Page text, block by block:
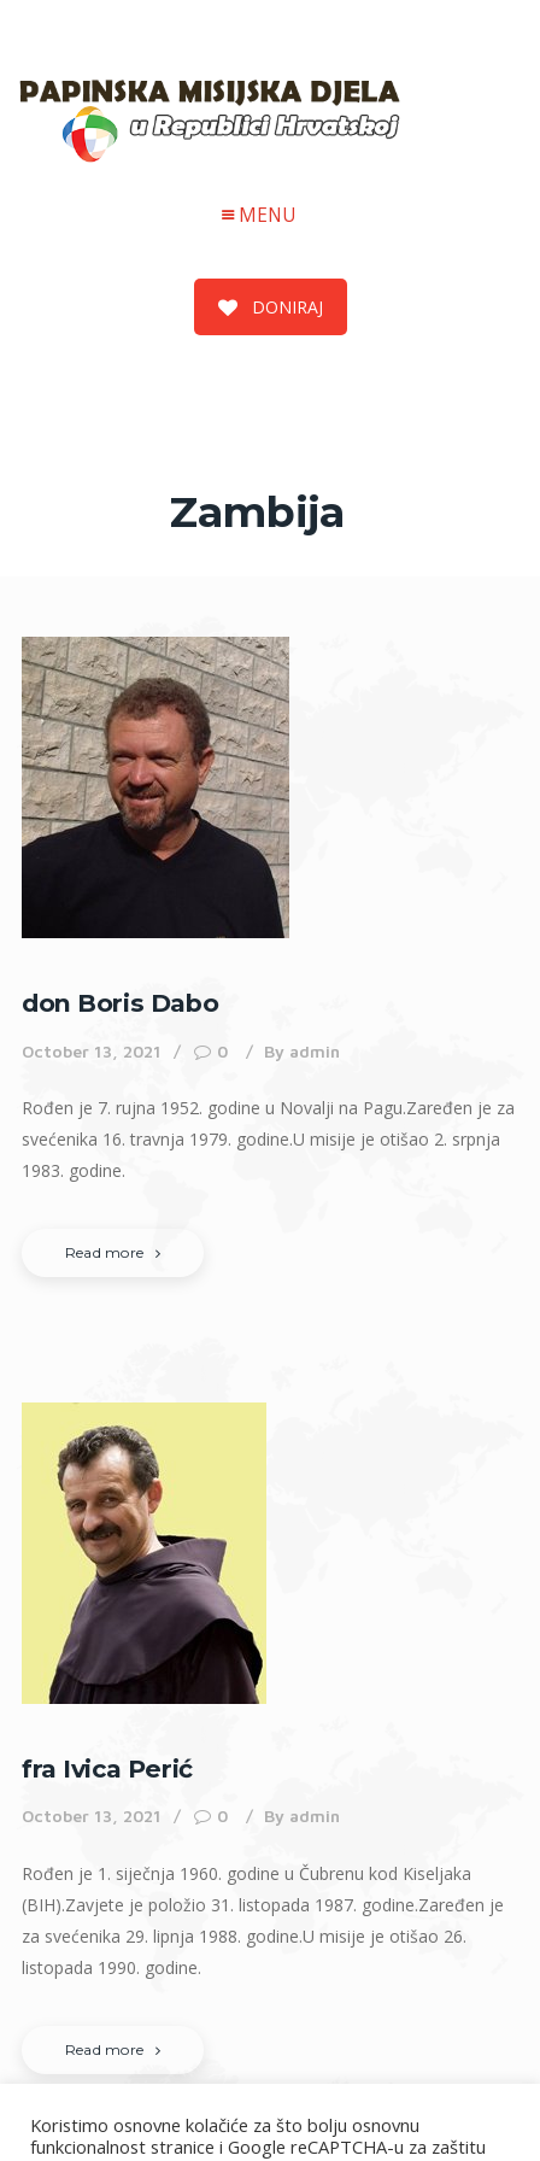
MENU
DONIRAJ
Zambija
don Boris Dabo
October 13, 2021 0 By admin
Rođen je 7. rujna 1952. godine u Novalji na Pagu.Zaređen je za
svećenika 16. travnja 1979. godine.U misije je otišao 2. srpnja
1983. godine.
Read more
fra Ivica Perić
October 13, 2021 0 By admin
Rođen je 1. siječnja 1960. godine u Čubrenu kod Kiseljaka
(BIH).Zavjete je položio 31. listopada 1987. godine.Zaređen je
za svećenika 29. lipnja 1988. godine.U misije je otišao 26.
listopada 1990. godine.
Read more
Koristimo osnovne kolačiće za što bolju osnovnu
funkcionalnost stranice i Google reCAPTCHA-u za zaštitu